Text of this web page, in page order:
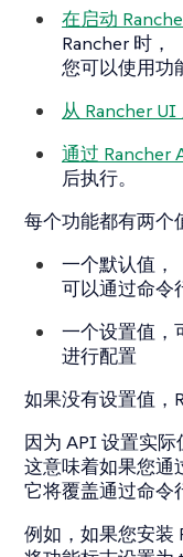
在启动
Rancher 时，
您可以使用功
从 Rancher
通过 Rancher
后执行。
每个功能都有两个
一个默认值，
可以通过命令
一个设置值，
进行配置
如果没有设置值，
因为 API 设置实际
这意味着如果您通
它将覆盖通过命令
例如，如果您安装